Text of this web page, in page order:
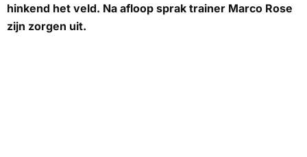
hinkend het veld. Na afloop sprak trainer Marco Rose
zijn zorgen uit.